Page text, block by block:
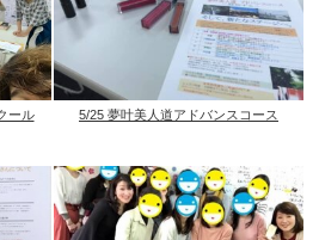
ール
5/25 夢叶美人道アドバンスコース